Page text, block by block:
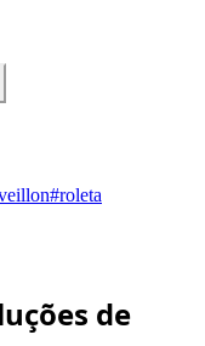
#roleta
de